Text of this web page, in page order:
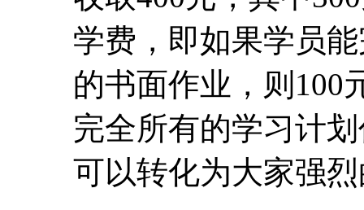
学费，即如果学员
的书面作业，则100
完全所有的学习计
可以转化为大家强